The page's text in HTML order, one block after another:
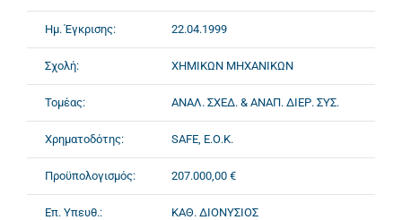
Ημ. Έγκρισης: 22.04.1999
Σχολή: ΧΗΜΙΚΩΝ ΜΗΧΑΝΙΚΩΝ
Τομέας: ΑΝΑΛ. ΣΧΕΔ. & ΑΝΑΠ. ΔΙΕΡ. ΣΥΣ.
Χρηματοδότης: SAFE, Ε.Ο.Κ.
Προϋπολογισμός: 207.000,00 €
Επ. Υπευθ.:
ΚΑΘ. ΔΙΟΝΥΣΙΟΣ